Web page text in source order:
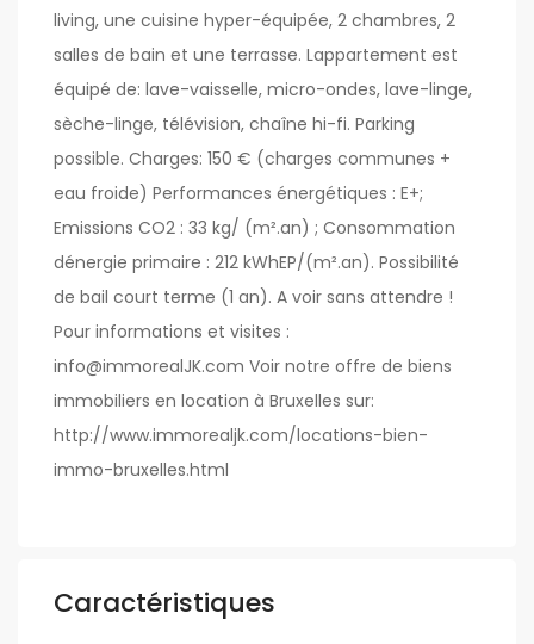
living, une cuisine hyper-équipée, 2 chambres, 2
salles de bain et une terrasse. Lappartement est
équipé de: lave-vaisselle, micro-ondes, lave-linge,
sèche-linge, télévision, chaîne hi-fi. Parking
possible. Charges: 150 € (charges communes +
eau froide) Performances énergétiques : E+;
Emissions CO2 : 33 kg/ (m².an) ; Consommation
dénergie primaire : 212 kWhEP/(m².an). Possibilité
de bail court terme (1 an). A voir sans attendre !
Pour informations et visites :
info@immorealJK.com Voir notre offre de biens
immobiliers en location à Bruxelles sur:
http://www.immorealjk.com/locations-bien-
immo-bruxelles.html
Caractéristiques